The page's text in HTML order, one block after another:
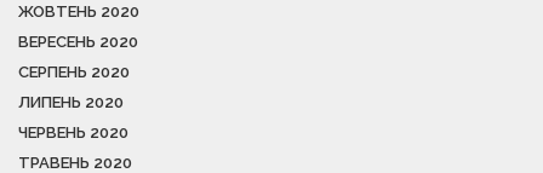
ЖОВТЕНЬ 2020
ВЕРЕСЕНЬ 2020
СЕРПЕНЬ 2020
ЛИПЕНЬ 2020
ЧЕРВЕНЬ 2020
ТРАВЕНЬ 2020